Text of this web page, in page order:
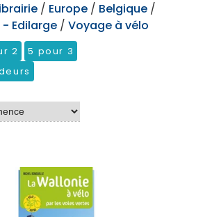
/ Europe / Belgique /
Edilarge / Voyage à vélo
2
5 pour 3